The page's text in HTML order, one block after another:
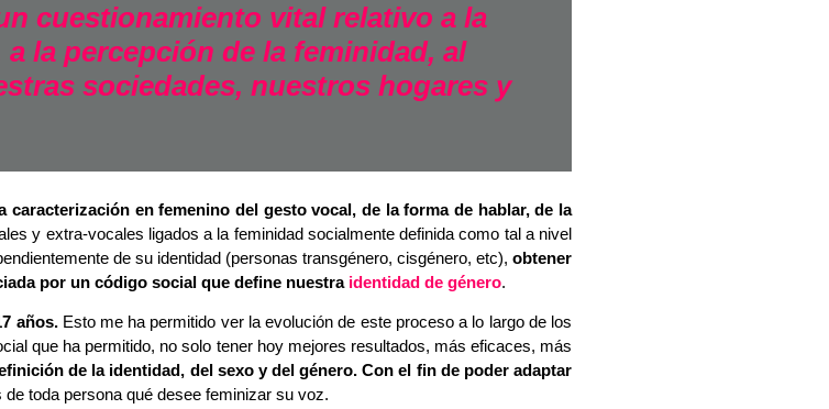
cuestionamiento vital relativo a la
la percepción de la feminidad, al
sociedades, nuestros hogares y
en femenino del gesto vocal, de la forma de hablar, de la
y extra-vocales ligados a la feminidad socialmente definida como tal a nivel
de su identidad (personas transgénero, cisgénero, etc), obtener
por un código social que define nuestra identidad de género.
años.Esto me ha permitido ver la evolución de este proceso a lo largo de los
que ha permitido, no solo tener hoy mejores resultados, más eficaces, más
de la identidad, del sexo y del género. Con el fin de poder adaptar
toda persona qué desee feminizar su voz.